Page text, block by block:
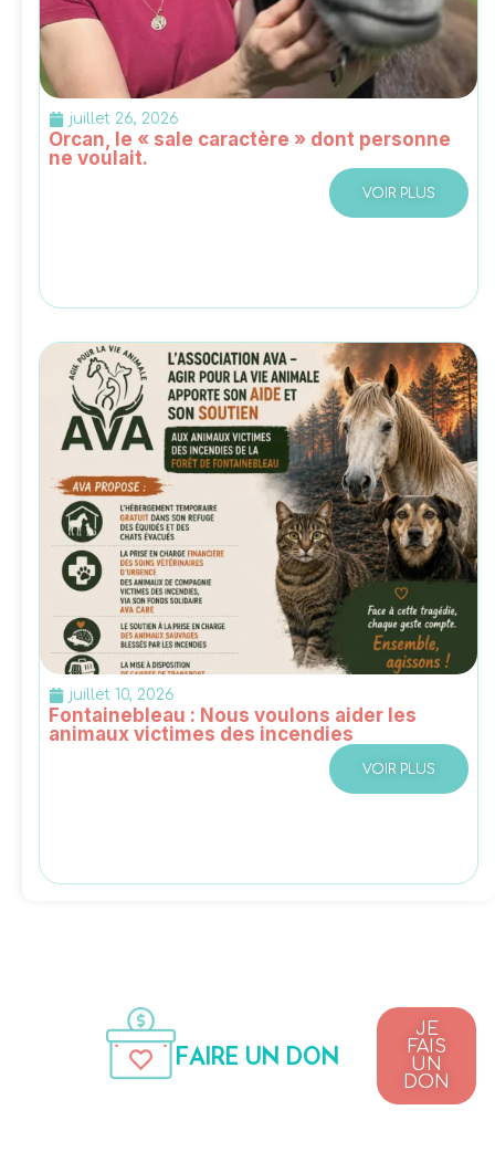
juillet 26, 2026
Orcan, le « sale caractère » dont personne
ne voulait.
VOIR PLUS
juillet 10, 2026
Fontainebleau : Nous voulons aider les
animaux victimes des incendies
VOIR PLUS
FAIRE UN DON
JE
FAIS
UN
DON